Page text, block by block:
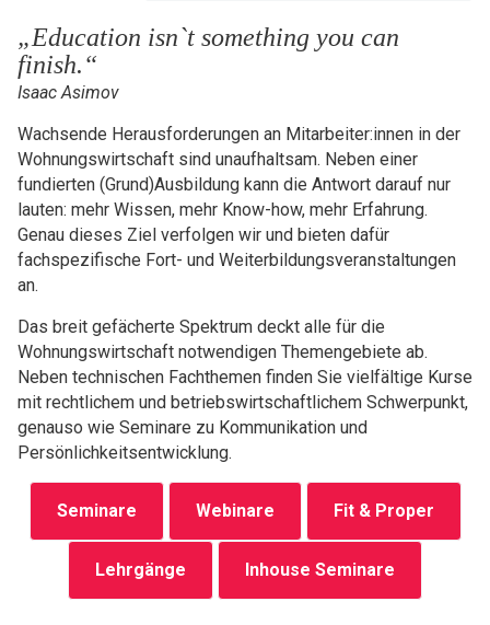
„Education isn`t something you can
finish.“
Isaac Asimov
Wachsende Herausforderungen an Mitarbeiter:innen in der
Wohnungswirtschaft sind unaufhaltsam. Neben einer
fundierten (Grund)Ausbildung kann die Antwort darauf nur
lauten: mehr Wissen, mehr Know-how, mehr Erfahrung.
Genau dieses Ziel verfolgen wir und bieten dafür
fachspezifische Fort- und Weiterbildungsveranstaltungen
an.
Das breit gefächerte Spektrum deckt alle für die
Wohnungswirtschaft notwendigen Themengebiete ab.
Neben technischen Fachthemen finden Sie vielfältige Kurse
mit rechtlichem und betriebswirtschaftlichem Schwerpunkt,
genauso wie Seminare zu Kommunikation und
Persönlichkeitsentwicklung.
Seminare Webinare Fit & Proper
Lehrgänge Inhouse Seminare